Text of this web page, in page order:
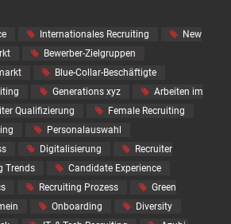
Internationales Recruiting
New
Bewerber-Zielgruppen
Blue-Collar-Beschäftigte
Generations xyz
Arbeiten im
Qualifizierung
Female Recruiting
Personalauswahl
Digitalisierung
Recruiter
Trends
Candidate Experience
Recruiting Prozess
Green
Onboarding
Diversity